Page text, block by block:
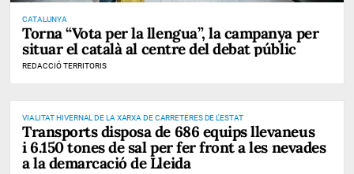
CATALUNYA
Torna “Vota per la llengua”, la campanya per
situar el català al centre del debat públic
REDACCIÓ TERRITORIS
VIALITAT HIVERNAL DE LA XARXA DE CARRETERES DE L'ESTAT
Transports disposa de 686 equips llevaneus
i 6.150 tones de sal per fer front a les nevades
a la demarcació de Lleida